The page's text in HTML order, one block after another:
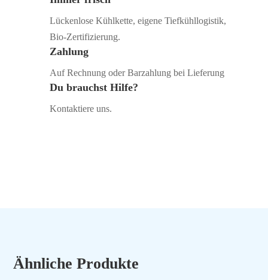
Lückenlose Kühlkette, eigene Tiefkühllogistik,
Bio‑Zertifizierung.
Zahlung
Auf Rechnung oder Barzahlung bei Lieferung
Du brauchst Hilfe?
Kontaktiere uns.
Ähnliche Produkte